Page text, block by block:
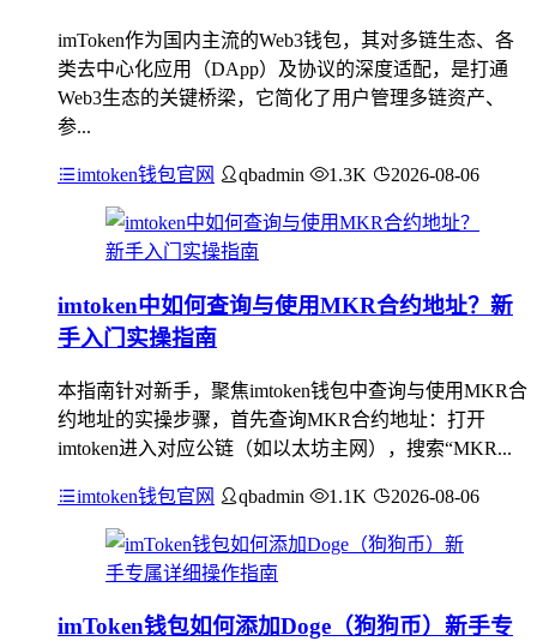
imToken作为国内主流的Web3钱包，其对多链生态、各
类去中心化应用（DApp）及协议的深度适配，是打通
Web3生态的关键桥梁，它简化了用户管理多链资产、
参...
imtoken钱包官网 qbadmin 1.3K 2026-08-06
imtoken中如何查询与使用MKR合约地址？新
手入门实操指南
本指南针对新手，聚焦imtoken钱包中查询与使用MKR合
约地址的实操步骤，首先查询MKR合约地址：打开
imtoken进入对应公链（如以太坊主网），搜索“MKR...
imtoken钱包官网 qbadmin 1.1K 2026-08-06
imToken钱包如何添加Doge（狗狗币）新手专